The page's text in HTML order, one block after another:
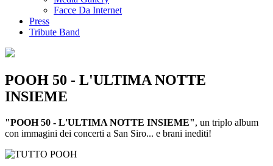
Facce Da Internet
Press
Tribute Band
POOH 50 - L'ULTIMA NOTTE
INSIEME
"POOH 50 - L'ULTIMA NOTTE INSIEME", un triplo album
con immagini dei concerti a San Siro... e brani inediti!